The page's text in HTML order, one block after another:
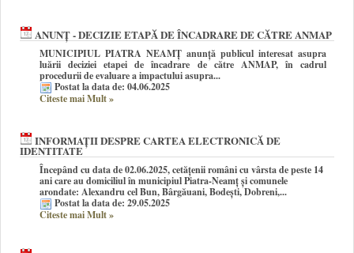
ANUNȚ - DECIZIE ETAPĂ DE ÎNCADRARE DE CĂTRE ANMAP
MUNICIPIUL PIATRA NEAMȚ anunţă publicul interesat asupra
luării deciziei etapei de încadrare de către ANMAP, în cadrul
procedurii de evaluare a impactului asupra...
Postat la data de: 04.06.2025
Citeste mai Mult»
INFORMAȚII DESPRE CARTEA ELECTRONICĂ DE
IDENTITATE
Începând cu data de 02.06.2025, cetățenii români cu vârsta de peste 14
ani care au domiciliul în municipiul Piatra-Neamț și comunele
arondate: Alexandru cel Bun, Bârgăuani, Bodeşti, Dobreni,...
Postat la data de: 29.05.2025
Citeste mai Mult»